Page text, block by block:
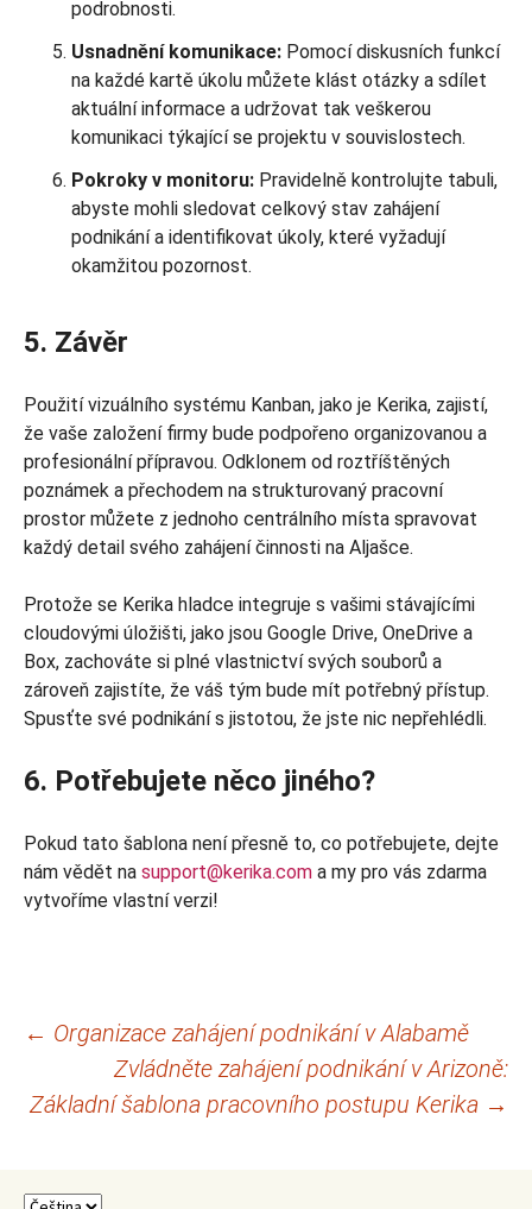
podrobnosti.
Usnadnění komunikace: Pomocí diskusních funkcí
na každé kartě úkolu můžete klást otázky a sdílet
aktuální informace a udržovat tak veškerou
komunikaci týkající se projektu v souvislostech.
Pokroky v monitoru: Pravidelně kontrolujte tabuli,
abyste mohli sledovat celkový stav zahájení
podnikání a identifikovat úkoly, které vyžadují
okamžitou pozornost.
5. Závěr
Použití vizuálního systému Kanban, jako je Kerika, zajistí,
že vaše založení firmy bude podpořeno organizovanou a
profesionální přípravou. Odklonem od roztříštěných
poznámek a přechodem na strukturovaný pracovní
prostor můžete z jednoho centrálního místa spravovat
každý detail svého zahájení činnosti na Aljašce.
Protože se Kerika hladce integruje s vašimi stávajícími
cloudovými úložišti, jako jsou Google Drive, OneDrive a
Box, zachováte si plné vlastnictví svých souborů a
zároveň zajistíte, že váš tým bude mít potřebný přístup.
Spusťte své podnikání s jistotou, že jste nic nepřehlédli.
6. Potřebujete něco jiného?
Pokud tato šablona není přesně to, co potřebujete, dejte
nám vědět na support@kerika.com a my pro vás zdarma
vytvoříme vlastní verzi!
Navigace
pro
← Organizace zahájení podnikání v Alabamě
Zvládněte zahájení podnikání v Arizoně:
Základní šablona pracovního postupu Kerika →